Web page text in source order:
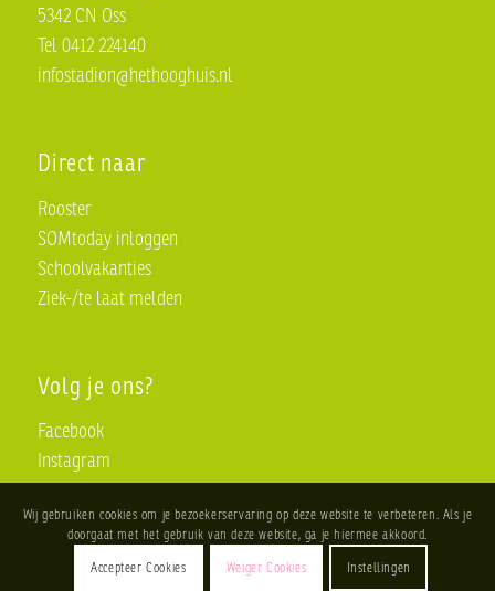
5342 CN Oss
Tel 0412 224140
infostadion@hethooghuis.nl
Direct naar
Rooster
SOMtoday inloggen
Schoolvakanties
Ziek-/te laat melden
Volg je ons?
Facebook
Instagram
Wij gebruiken cookies om je bezoekerservaring op deze website te verbeteren. Als je
doorgaat met het gebruik van deze website, ga je hiermee akkoord.
Accepteer Cookies Weiger Cookies Instellingen